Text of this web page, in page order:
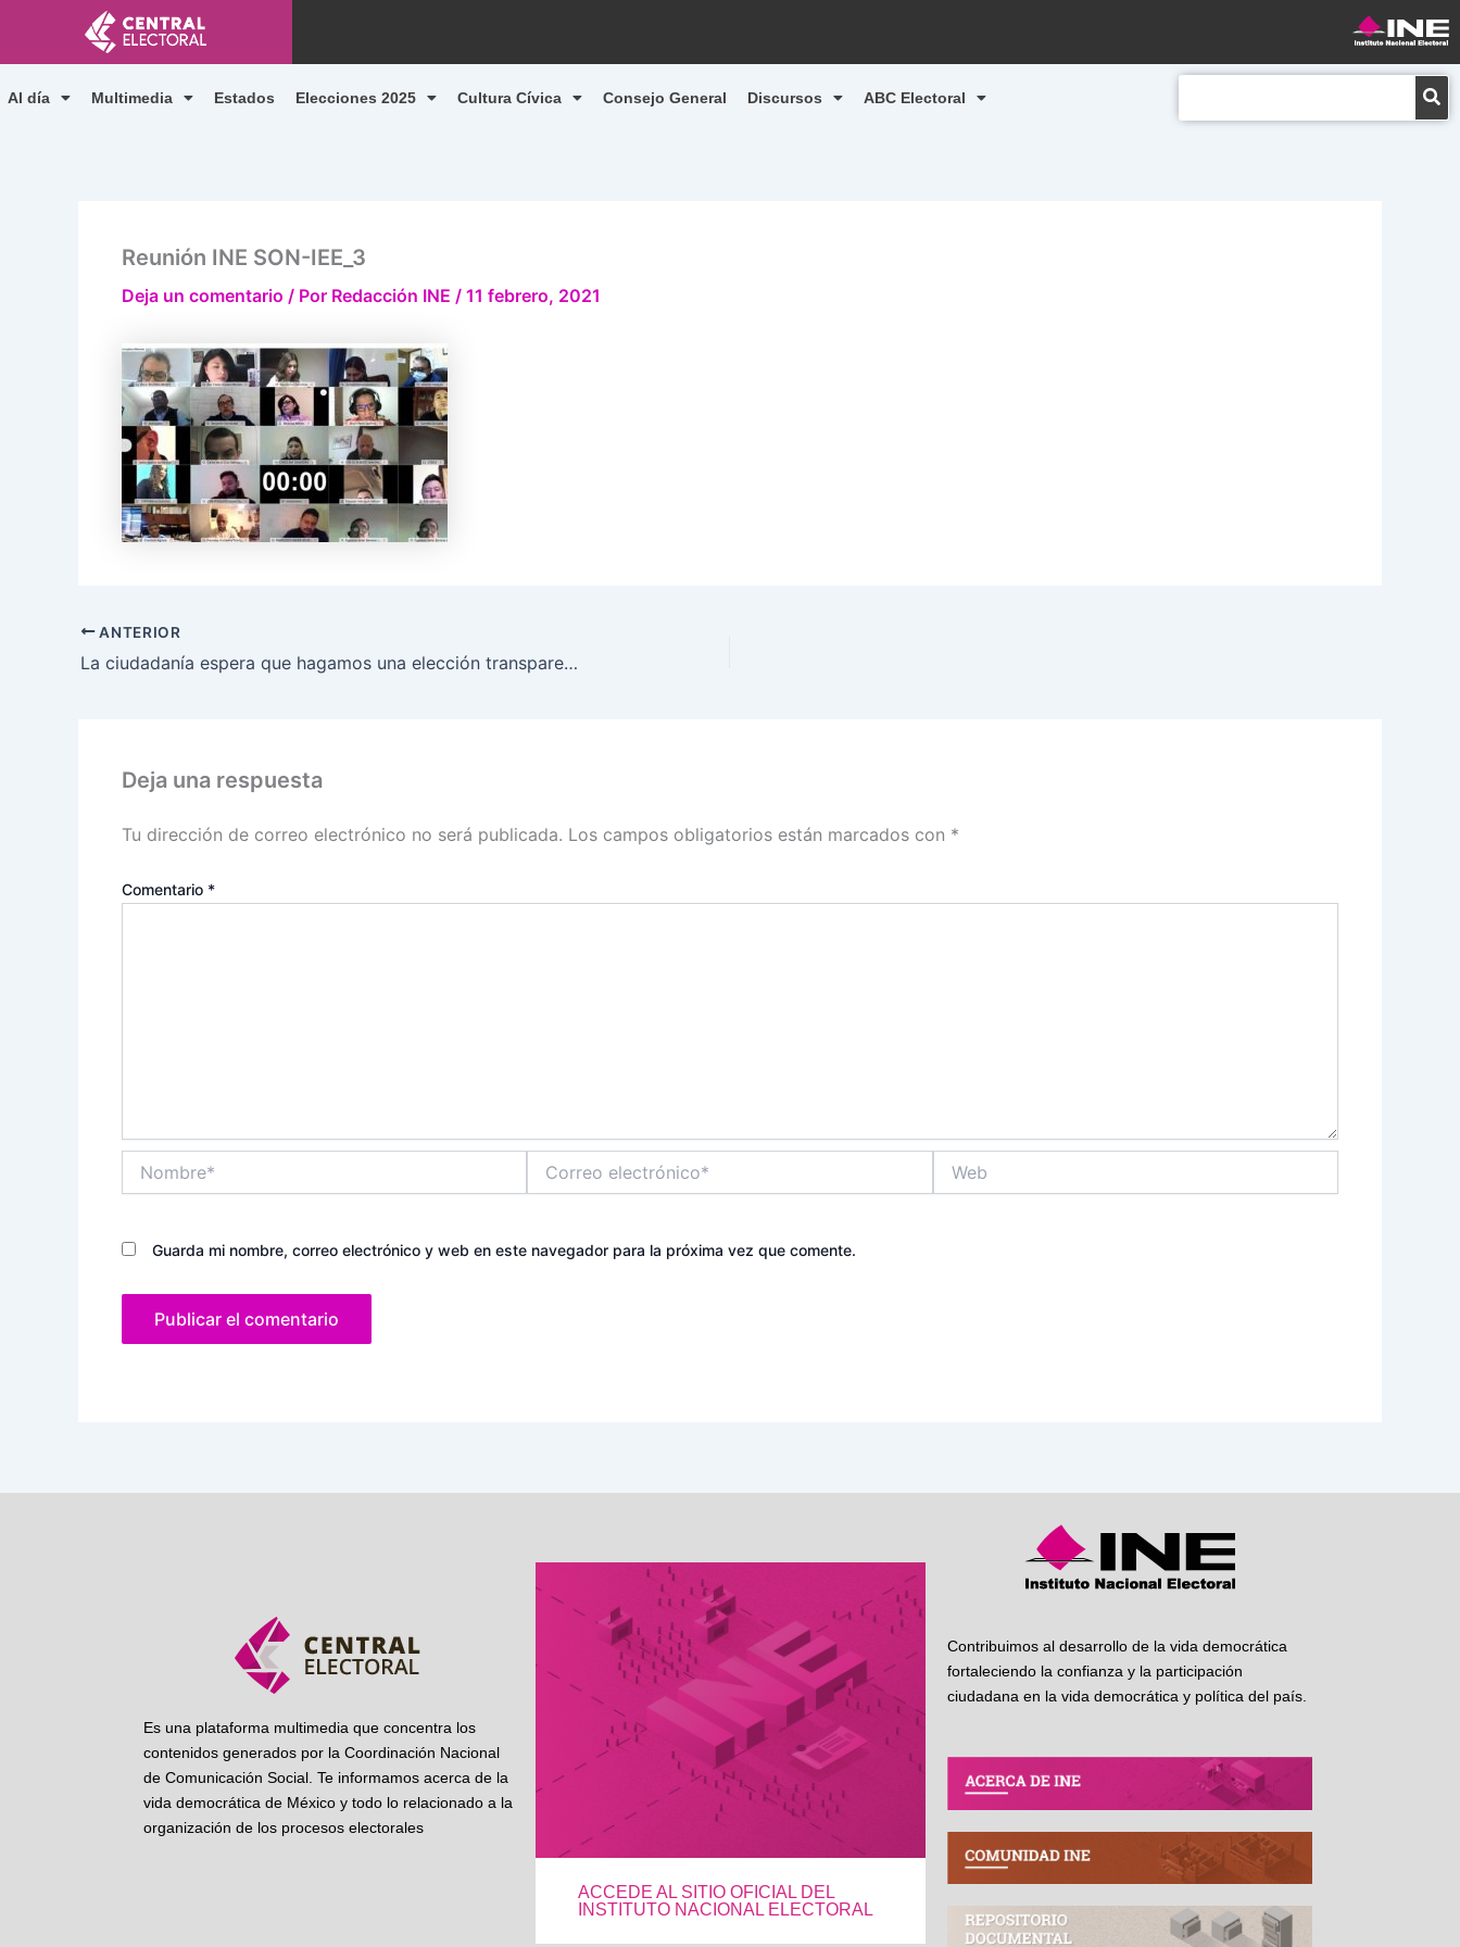
contenido
Al día Multimedia Estados Elecciones 2025 Cultura Cívica Consejo General Discursos ABC Electoral
Reunión INE SON-IEE_3
Deja un comentario / Por Redacción INE / 11 febrero, 2021
ANTERIOR
La ciudadanía espera que hagamos una elección transparente, clara y legítima que dé confianza y certidumbre: INE Sonora
Deja una respuesta
Tu dirección de correo electrónico no será publicada. Los campos obligatorios están marcados con *
Comentario *
electrónico*
Guarda mi nombre, correo electrónico y web en este navegador para la próxima vez que comente.
Es una plataforma multimedia que concentra los
contenidos generados por la Coordinación Nacional
de Comunicación Social. Te informamos acerca de la
vida democrática de México y todo lo relacionado a la
organización de los procesos electorales
ACCEDE AL SITIO OFICIAL DEL
INSTITUTO NACIONAL ELECTORAL
Contribuimos al desarrollo de la vida democrática
fortaleciendo la confianza y la participación
ciudadana en la vida democrática y política del país.